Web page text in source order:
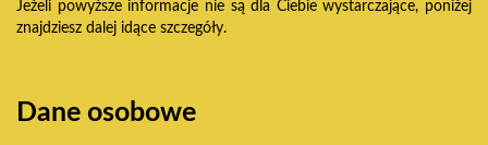
Jeżeli powyższe informacje nie są dla Ciebie wystarczające, poniżej
znajdziesz dalej idące szczegóły.
Dane osobowe